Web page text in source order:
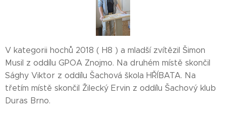
V kategorii hochů 2018 ( H8 ) a mladší zvítězil Šimon
Musil z oddílu GPOA Znojmo. Na druhém místě skončil
Sághy Viktor z oddílu Šachová škola HŘÍBATA. Na
třetím místě skončil Žilecký Ervin z oddílu Šachový klub
Duras Brno.